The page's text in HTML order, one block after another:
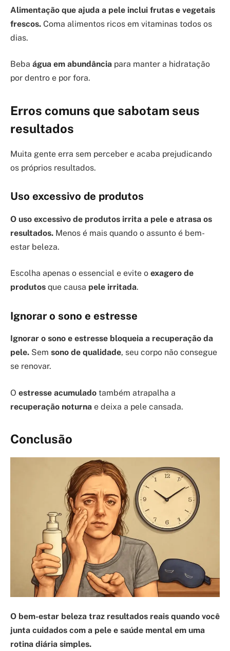
Alimentação que ajuda a pele inclui frutas e vegetais
frescos. Coma alimentos ricos em vitaminas todos os
dias.
Beba água em abundância para manter a hidratação
por dentro e por fora.
Erros comuns que sabotam seus
resultados
Muita gente erra sem perceber e acaba prejudicando
os próprios resultados.
Uso excessivo de produtos
O uso excessivo de produtos irrita a pele e atrasa os
resultados. Menos é mais quando o assunto é bem-
estar beleza.
Escolha apenas o essencial e evite o exagero de
produtos que causa pele irritada.
Ignorar o sono e estresse
Ignorar o sono e estresse bloqueia a recuperação da
pele. Sem sono de qualidade, seu corpo não consegue
se renovar.
O estresse acumulado também atrapalha a
recuperação noturna e deixa a pele cansada.
Conclusão
O bem-estar beleza traz resultados reais quando você
junta cuidados com a pele e saúde mental em uma
rotina diária simples.